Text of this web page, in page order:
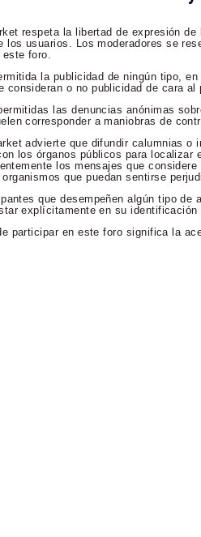
respeta la libertad de expresión
los usuarios. Los moderadores se
foro.
la publicidad de ningún tipo,
consideran o no publicidad de cara
las denuncias anónimas
corresponder a maniobras de
advierte que difundir calumnias o
los órganos públicos para
los mensajes que
que puedan sentirse
que desempeñen algún tipo
explícitamente en su identificación
participar en este foro significa la